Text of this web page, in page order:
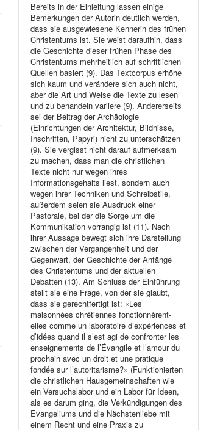
Bereits in der Einleitung lassen einige
Bemerkungen der Autorin deutlich werden,
dass sie ausgewiesene Kennerin des frühen
Christentums ist. Sie weist daraufhin, dass
die Geschichte dieser frühen Phase des
Christentums mehrheitlich auf schriftlichen
Quellen basiert (9). Das Textcorpus erhöhe
sich kaum und verändere sich auch nicht,
aber die Art und Weise die Texte zu lesen
und zu behandeln variiere (9). Andererseits
sei der Beitrag der Archäologie
(Einrichtungen der Architektur, Bildnisse,
Inschriften, Papyri) nicht zu unterschätzen
(9). Sie vergisst nicht darauf aufmerksam
zu machen, dass man die christlichen
Texte nicht nur wegen ihres
Informationsgehalts liest, sondern auch
wegen ihrer Techniken und Schreibstile,
außerdem seien sie Ausdruck einer
Pastorale, bei der die Sorge um die
Kommunikation vorrangig ist (11). Nach
ihrer Aussage bewegt sich ihre Darstellung
zwischen der Vergangenheit und der
Gegenwart, der Geschichte der Anfänge
des Christentums und der aktuellen
Debatten (13). Am Schluss der Einführung
stellt sie eine Frage, von der sie glaubt,
dass sie gerechtfertigt ist: «Les
maisonnées chrétiennes fonctionnèrent-
elles comme un laboratoire d’expériences et
d’idées quand il s’est agi de confronter les
enseignements de l’Évangile et l’amour du
prochain avec un droit et une pratique
fondée sur l’autoritarisme?» (Funktionierten
die christlichen Hausgemeinschaften wie
ein Versuchslabor und ein Labor für Ideen,
als es darum ging, die Verkündigungen des
Evangeliums und die Nächstenliebe mit
einem Recht und eine Praxis zu